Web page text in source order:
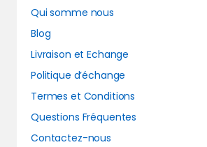
Qui somme nous
Blog
Livraison et Echange
Politique d’échange
Termes et Conditions
Questions Fréquentes
Contactez-nous